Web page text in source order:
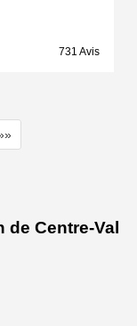
731 Avis
Centre-Val